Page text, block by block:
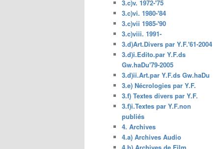
3.c)v. 1972-'75
3.c)vi. 1980-'84
3.c)vii 1985-'90
3.c)viii. 1991-
3.d)Art.Divers par Y.F.'61-2004
3.d)i.Edito.par Y.F.ds
Gw.haDu'79-2005
3.d)ii.Art.par Y.F.ds Gw.haDu
3.e) Nécrologies par Y.F.
3.f) Textes divers par Y.F.
3.f)i.Textes par Y.F.non
publiés
4. Archives
4.a) Archives Audio